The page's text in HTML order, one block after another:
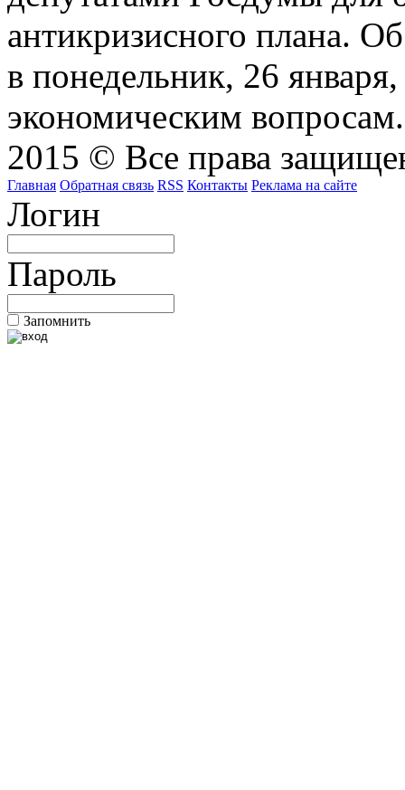
антикризисного плана. Об
в понедельник, 26
экономическим вопросам.
2015 © Все права
Главная Обратная связь RSS Контакты Реклама на сайте
Логин
Пароль
Запомнить